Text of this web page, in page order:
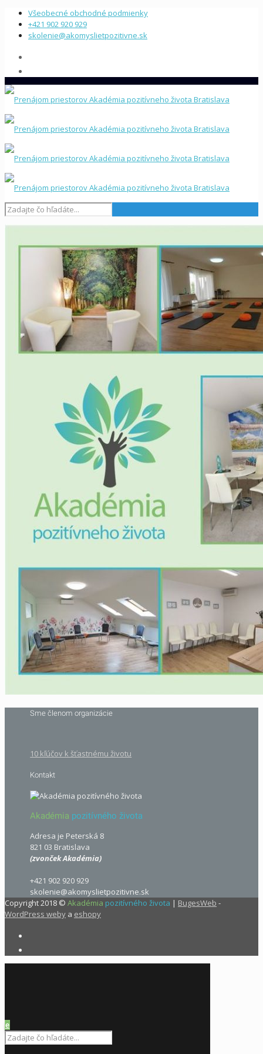
Všeobecné obchodné podmienky
+421 902 920 929
skolenie@akomyslietpozitivne.sk
Sme členom organizácie
10 kľúčov k šťastnému životu
Kontakt
Akadémia pozitívného života
Adresa je Peterská 8
821 03 Bratislava
(zvonček Akadémia)
+421 902 920 929
skolenie@akomyslietpozitivne.sk
Copyright 2018 © Akadémia pozitívného života | BugesWeb -
WordPress weby a eshopy
e